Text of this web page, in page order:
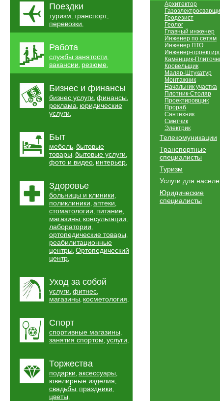
Поездки
туризм, транспорт,
перевозки,
Работа
службы занятости,
вакансии, резюме,
Бизнес и финансы
бизнес услуги, финансы,
реклама, юридические
услуги,
Быт
мебель, бытовые
товары, бытовые услуги,
фото и видео, интерьер,
Здоровье
больницы и клиники,
поликлиники, аптеки,
стоматологии, питание,
магазины, консультации,
лаборатории,
ортопедические товары,
реабилитационные
центры, Ортопедический
центр,
Уход за собой
услуги, фитнес,
магазины, косметология,
Спорт
спортивные магазины,
занятия спортом, услуги,
Торжества
подарки, аксессуары,
ювелирные изделия,
свадьбы, праздники,
цветы,
Архитектор
Геодезист
Геолог
Главный инженер
Инженер по сетям
Инженер ПТО
Инженер-
Каменщик-
Кровельщик
Маляр-Штукатур
Монтажник
Начальник участка
Плотник-Столяр
Проектировщик
Прораб
Сантехник
Сметчик
Электрик
Телекомуникации
Транспортные
специалисты
Туризм
Услуги для
Юридические
специалисты